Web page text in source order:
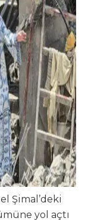
Şimal’deki
yol açtı